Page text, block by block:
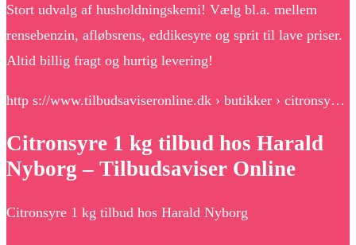
Stort udvalg af husholdningskemi! Vælg bl.a. mellem
rensebenzin, afløbsrens, eddikesyre og sprit til lave priser.
Altid billig fragt og hurtig levering!
http s://www.tilbudsaviseronline.dk › butikker › citronsy…
Citronsyre 1 kg tilbud hos Harald
Nyborg – Tilbudsaviser Online
Citronsyre 1 kg tilbud hos Harald Nyborg